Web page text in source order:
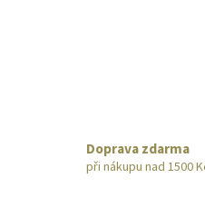
Doprava zdarma
při nákupu nad 1500